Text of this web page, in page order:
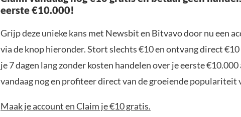
eerste €10.000!
Grijp deze unieke kans met Newsbit en Bitvavo door nu een
via de knop hieronder. Stort slechts €10 en ontvang direct
je 7 dagen lang zonder kosten handelen over je eerste
vandaag nog en profiteer direct van de groeiende populariteit
Maak je account en Claim je €10 gratis.